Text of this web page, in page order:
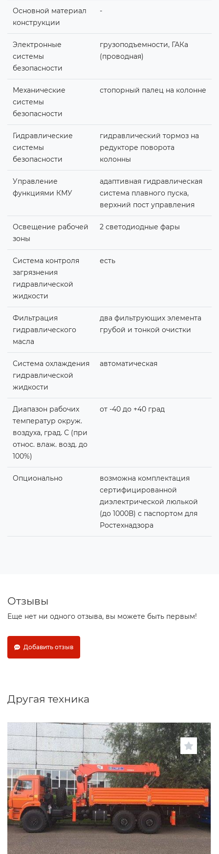
Основной материал
конструкции
-
Электронные
системы
безопасности
грузоподъемности, ГАКа
(проводная)
Механические
системы
безопасности
стопорный палец на колонне
Гидравлические
системы
безопасности
гидравлический тормоз на
редукторе поворота
колонны
Управление
функциями КМУ
адаптивная гидравлическая
система плавного пуска,
верхний пост управления
Освещение рабочей
зоны
2 светодиодные фары
Система контроля
загрязнения
гидравлической
жидкости
есть
Фильтрация
гидравлического
масла
два фильтрующих элемента
грубой и тонкой очистки
Система охлаждения
гидравлической
жидкости
автоматическая
Диапазон рабочих
температур окруж.
воздуха, град. С (при
относ. влаж. возд. до
100%)
от -40 до +40 град
Опционально
возможна комплектация
сертифицированной
диэлектрической люлькой
(до 1000В) с паспортом для
Ростехнадзора
Отзывы
Еще нет ни одного отзыва, вы можете быть первым!
Добавить отзыв
Другая техника